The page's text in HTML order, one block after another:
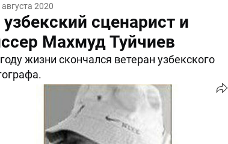
августа 2020
сценарист и
Махмуд Туйчиев
жизни скончался ветеран узбекского